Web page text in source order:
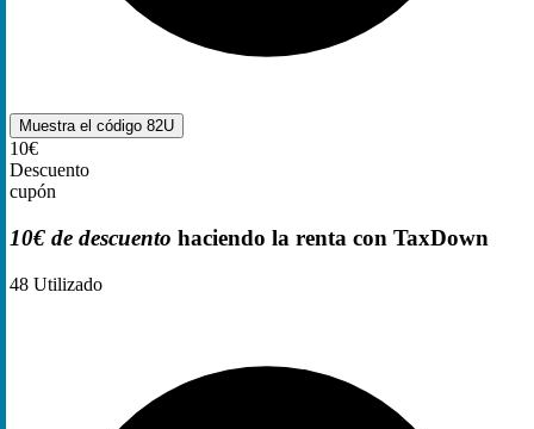
Muestra el código 82U
10€
Descuento
cupón
10€ de descuento haciendo la renta con TaxDown
48 Utilizado